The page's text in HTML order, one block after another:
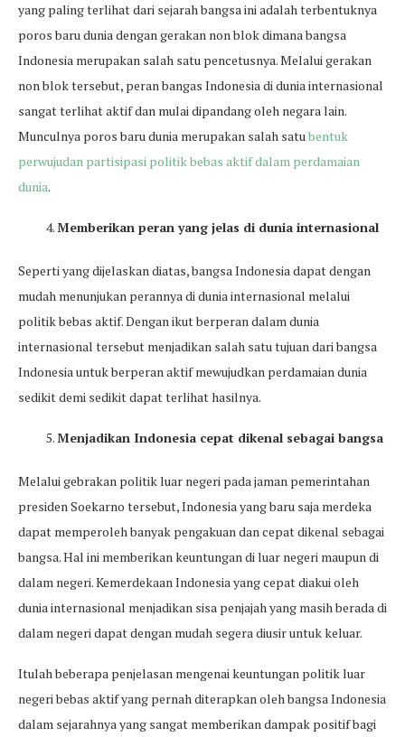
yang paling terlihat dari sejarah bangsa ini adalah terbentuknya
poros baru dunia dengan gerakan non blok dimana bangsa
Indonesia merupakan salah satu pencetusnya. Melalui gerakan
non blok tersebut, peran bangas Indonesia di dunia internasional
sangat terlihat aktif dan mulai dipandang oleh negara lain.
Munculnya poros baru dunia merupakan salah satubentuk
perwujudan partisipasi politik bebas aktif dalam perdamaian
dunia.
Memberikan peran yang jelas di dunia internasional
Seperti yang dijelaskan diatas, bangsa Indonesia dapat dengan
mudah menunjukan perannya di dunia internasional melalui
politik bebas aktif. Dengan ikut berperan dalam dunia
internasional tersebut menjadikan salah satu tujuan dari bangsa
Indonesia untuk berperan aktif mewujudkan perdamaian dunia
sedikit demi sedikit dapat terlihat hasilnya.
Menjadikan Indonesia cepat dikenal sebagai bangsa
Melalui gebrakan politik luar negeri pada jaman pemerintahan
presiden Soekarno tersebut, Indonesia yang baru saja merdeka
dapat memperoleh banyak pengakuan dan cepat dikenal sebagai
bangsa. Hal ini memberikan keuntungan di luar negeri maupun di
dalam negeri. Kemerdekaan Indonesia yang cepat diakui oleh
dunia internasional menjadikan sisa penjajah yang masih berada di
dalam negeri dapat dengan mudah segera diusir untuk keluar.
Itulah beberapa penjelasan mengenai keuntungan politik luar
negeri bebas aktif yang pernah diterapkan oleh bangsa Indonesia
dalam sejarahnya yang sangat memberikan dampak positif bagi